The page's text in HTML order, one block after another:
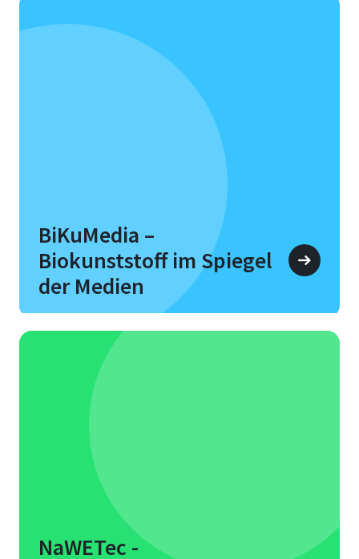
BiKuMedia –
Biokunststoff im Spiegel
der Medien
NaWETec -